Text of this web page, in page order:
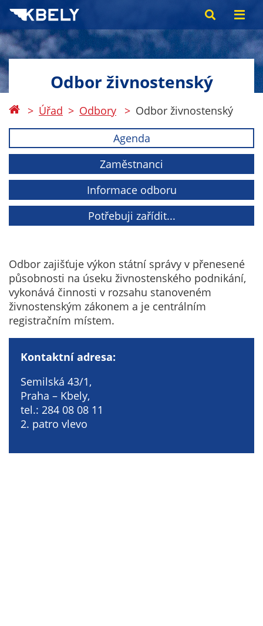
Odbor živnostenský
Úřad Odbory
Odbor živnostenský
Agenda
Zaměstnanci
Informace odboru
Potřebuji zařídit...
Kontaktní adresa:
Semilská 43/1,
Praha – Kbely,
tel.: 284 08 08 11
2. patro vlevo
Odbor zajišťuje výkon státní správy v přenesené
působnosti na úseku živnostenského podnikání,
vykonává činnosti v rozsahu stanoveném
živnostenským zákonem a je centrálním
registračním místem.
Technické
cookies
Technické
cookies jsou
správné